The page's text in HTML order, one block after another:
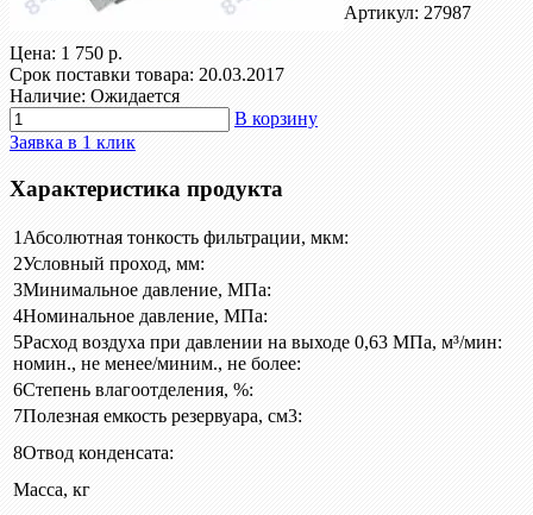
Артикул: 27987
Цена: 1 750 р.
Срок поставки товара: 20.03.2017
Наличие: Ожидается
В корзину
Заявка в 1 клик
Характеристика продукта
1 Абсолютная тонкость фильтрации, мкм:
2Условный проход, мм:
3Минимальное давление, МПа:
4Номинальное давление, МПа:
5Расход воздуха при давлении на выходе 0,63 МПа, м³/мин:
номин., не менее/миним., не более:
6Степень влагоотделения, %:
7Полезная емкость резервуара, см3:
8Отвод конденсата:
Масса, кг